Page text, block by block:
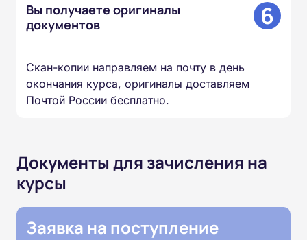
Вы получаете оригиналы
документов
6
Скан-копии направляем на почту в день
окончания курса, оригиналы доставляем
Почтой России бесплатно.
Документы для зачисления на
курсы
Заявка на поступление